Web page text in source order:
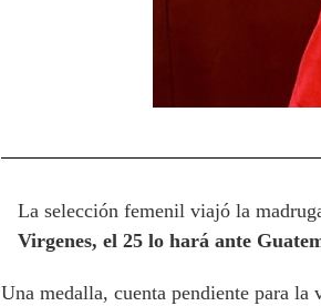
La selección femenil viajó la
Virgenes, el 25 lo hará ante
Una medalla, cuenta pendiente para la